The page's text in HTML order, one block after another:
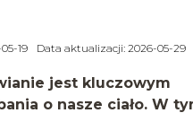
19 Data aktualizacji: 2026-05-29
jest kluczowym
o nasze ciało. W